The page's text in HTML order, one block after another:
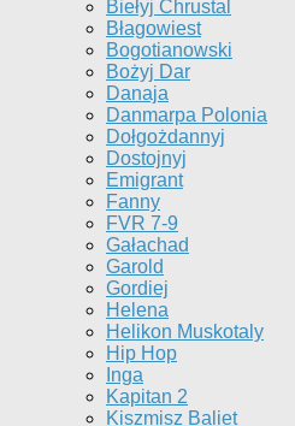
Biełyj Chrustal
Błagowiest
Bogotianowski
Bożyj Dar
Danaja
Danmarpa Polonia
Dołgożdannyj
Dostojnyj
Emigrant
Fanny
FVR 7-9
Gałachad
Garold
Gordiej
Helena
Helikon Muskotaly
Hip Hop
Inga
Kapitan 2
Kiszmisz Baliet